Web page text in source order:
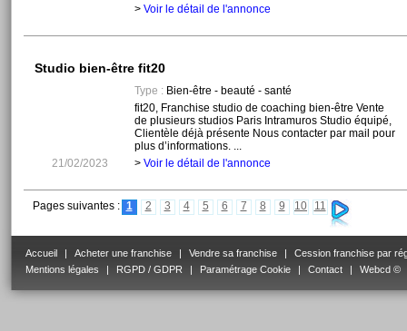
> Voir le détail de l'annonce
Studio bien-être fit20
21/02/2023
Type :Bien-être - beauté - santé
fit20, Franchise studio de coaching bien-être Vente
de plusieurs studios Paris Intramuros Studio équipé,
Clientèle déjà présente Nous contacter par mail pour
plus d’informations. ...
> Voir le détail de l'annonce
Pages suivantes : 1 2 3 4 5 6 7 8 9 10 11
Accueil Acheter une franchise Vendre sa franchise
Cession franchise par
Mentions légales
RGPD / GDPR Paramétrage Cookie Contact Webcd ©